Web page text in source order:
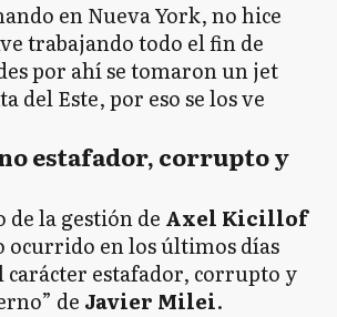
en Nueva York, no hice
trabajando todo el fin de
por ahí se tomaron un jet
del Este, por eso se los ve
estafador, corrupto y
la gestión de Axel Kicillof
ocurrido en los últimos días
carácter estafador, corrupto y
de Javier Milei.